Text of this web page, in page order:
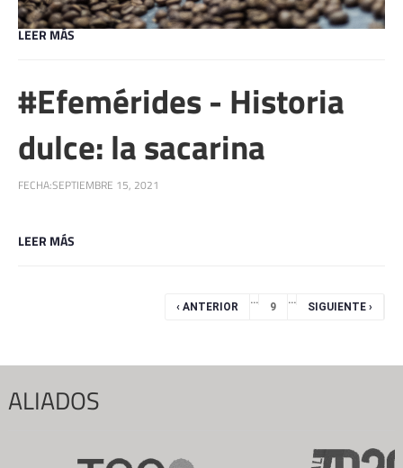
LEER MÁS
#Efemérides - Historia
dulce: la sacarina
FECHA:SEPTIEMBRE 15, 2021
LEER MÁS
‹ ANTERIOR
…
9
…
SIGUIENTE ›
ALIADOS